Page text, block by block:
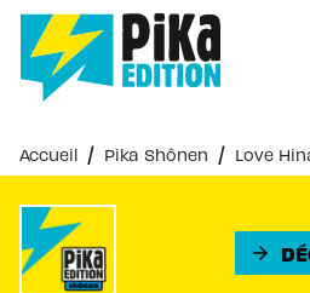
MENU RECHERCHE
PIED DE PAGE
Accueil / Pika Shônen / Love
arrow_forward